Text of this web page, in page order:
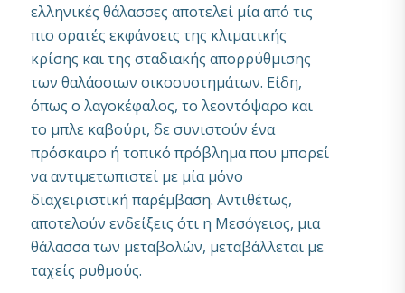
ελληνικές θάλασσες αποτελεί μία από τις
πιο ορατές εκφάνσεις της κλιματικής
κρίσης και της σταδιακής απορρύθμισης
των θαλάσσιων οικοσυστημάτων. Είδη,
όπως ο λαγοκέφαλος, το λεοντόψαρο και
το μπλε καβούρι, δε συνιστούν ένα
πρόσκαιρο ή τοπικό πρόβλημα που μπορεί
να αντιμετωπιστεί με μία μόνο
διαχειριστική παρέμβαση. Αντιθέτως,
αποτελούν ενδείξεις ότι η Μεσόγειος, μια
θάλασσα των μεταβολών, μεταβάλλεται με
ταχείς ρυθμούς.